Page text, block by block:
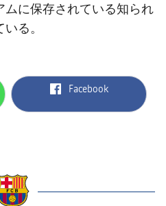
ムに保存されている知られ
る。
label.aria.facebook
Facebook